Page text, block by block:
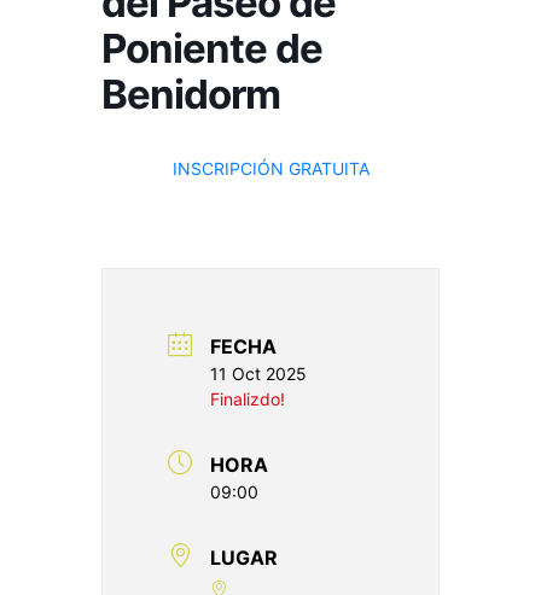
Poniente de
Benidorm
INSCRIPCIÓN GRATUITA
FECHA
11 Oct 2025
Finalizdo!
HORA
09:00
LUGAR